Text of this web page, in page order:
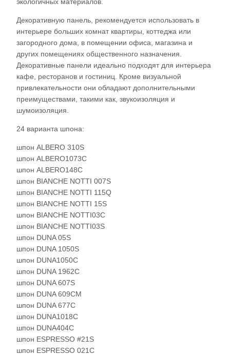
Декоративную панель, рекомендуется использовать в
интерьере больших комнат квартиры, коттеджа или
загородного дома, в помещении офиса, магазина и
других помещениях общественного назначения.
Декоративные панели идеально подходят для интерьера
кафе, ресторанов и гостиниц. Кроме визуальной
привлекательности они обладают дополнительными
преимуществами, такими как, звукоизоляция и
шумоизоляция.
24 варианта шпона:
шпон ALBERO 310S
шпон ALBERO1073C
шпон ALBERO148C
шпон BIANCHE NOTTI 007S
шпон BIANCHE NOTTI 115Q
шпон BIANCHE NOTTI 15S
шпон BIANCHE NOTTI03С
шпон BIANCHE NOTTI03S
шпон DUNA 05S
шпон DUNA 1050S
шпон DUNA1050C
шпон DUNA 1962С
шпон DUNA 607S
шпон DUNA 609СМ
шпон DUNA 677С
шпон DUNA1018С
шпон DUNA404С
шпон ESPRESSO #21S
шпон ESPRESSO 021С